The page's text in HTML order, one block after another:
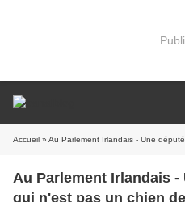
Accueil » Au Parlement Irlandais - Une députée irlandaise
Au Parlement Irlandais
qui n'est pas un chien